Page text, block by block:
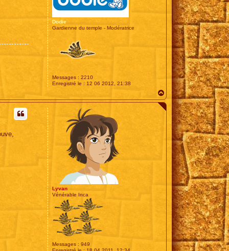
Dodie
Gardienne du temple - Modératrice
Messages : 2210
Enregistré le : 12 06 2012, 21:38
a
u
Lyvan
Vénérable Inca
Messages : 949